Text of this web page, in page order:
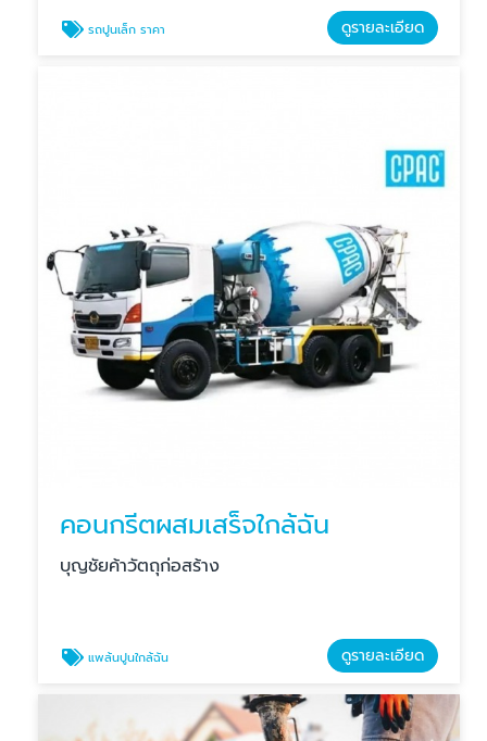
รถปูนเล็ก ราคา ดูรายละเอียด
คอนกรีตผสมเสร็จใกล้ฉัน
บุญชัยค้าวัตถุก่อสร้าง
แพล้นปูนใกล้ฉัน ดูรายละเอียด